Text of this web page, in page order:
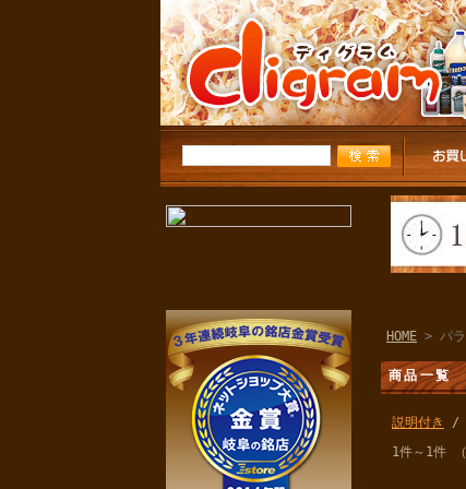
HOME > パ
商品一覧
説明付き
/
1件～1件 （